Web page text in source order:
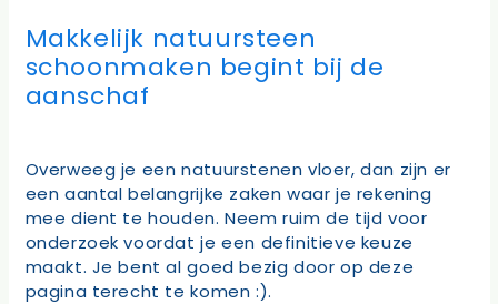
Makkelijk natuursteen
schoonmaken begint bij de
aanschaf
Overweeg je een natuurstenen vloer, dan zijn er
een aantal belangrijke zaken waar je rekening
mee dient te houden. Neem ruim de tijd voor
onderzoek voordat je een definitieve keuze
maakt. Je bent al goed bezig door op deze
pagina terecht te komen :).